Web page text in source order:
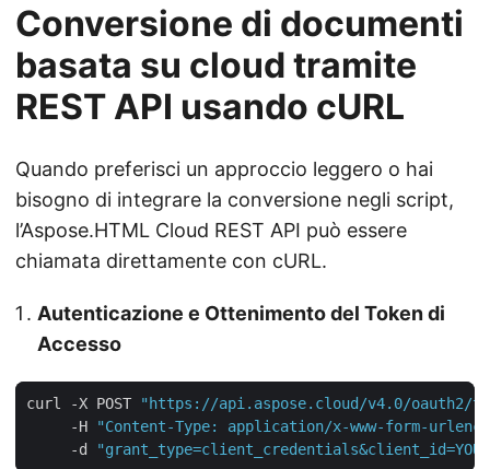
Conversione di documenti
basata su cloud tramite
REST API usando cURL
Quando preferisci un approccio leggero o hai
bisogno di integrare la conversione negli script,
l’Aspose.HTML Cloud REST API può essere
chiamata direttamente con cURL.
Autenticazione e Ottenimento del Token di
Accesso
curl -X POST
"https://api.aspose.cloud/v4.0/oauth2/
     -H
"Content-Type: application/x-www-form-
     -d